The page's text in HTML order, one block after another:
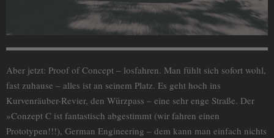
Aber jetzt: Proof of Concept – losfahren. Man fühlt sich sofort wohl,
fast zuhause – alles ist an seinem Platz. Es geht hoch ins
Kurvenräuber-Revier, den Würzpass – eine sehr enge Straße. Der
»Conzept C ist fantastisch abgestimmt (wir fahren einen
Prototypen!!!), German Engineering – dem kann man einfach nichts